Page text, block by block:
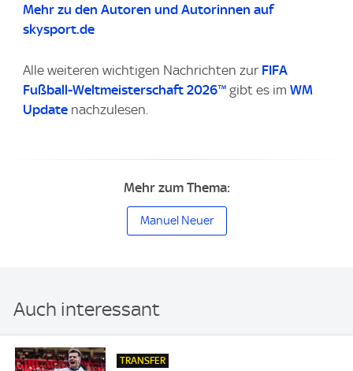
Mehr zu den Autoren und Autorinnen auf
skysport.de
Alle weiteren wichtigen Nachrichten zur FIFA
Fußball-Weltmeisterschaft 2026™ gibt es im WM
Update nachzulesen.
Mehr zum Thema:
Manuel Neuer
Auch interessant
TRANSFER